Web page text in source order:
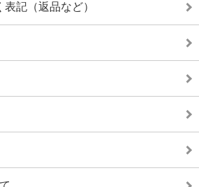
記（返品など）